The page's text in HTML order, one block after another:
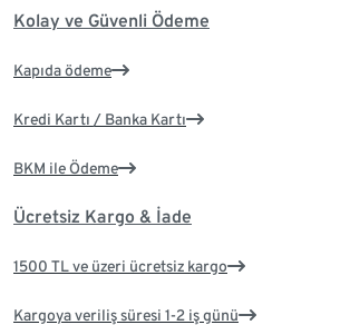
Kolay ve Güvenli Ödeme
Kapıda ödeme
Kredi Kartı / Banka Kartı
BKM ile Ödeme
Ücretsiz Kargo & İade
1500 TL ve üzeri ücretsiz kargo
Kargoya veriliş süresi 1-2 iş günü